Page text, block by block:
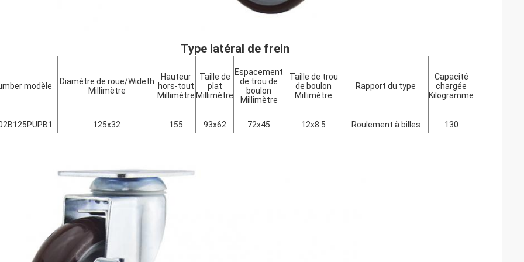
Type latéral de frein
modèle
Diamètre de roue/Wideth
Millimètre
Hauteur
hors-tout
Millimètre
Taille de
plat
Millimètre
Espacement
de trou de
boulon
Millimètre
Taille de trou
de boulon
Millimètre
Rapport du type
Capacité
chargée
Kilogramme
125x32 155 93x62 72x45 12x8.5 Roulement à billes 130